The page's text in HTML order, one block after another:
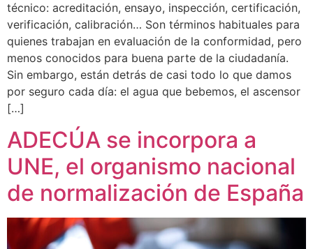
técnico: acreditación, ensayo, inspección, certificación,
verificación, calibración… Son términos habituales para
quienes trabajan en evaluación de la conformidad, pero
menos conocidos para buena parte de la ciudadanía.
Sin embargo, están detrás de casi todo lo que damos
por seguro cada día: el agua que bebemos, el ascensor
[…]
ADECÚA se incorpora a
UNE, el organismo nacional
de normalización de España